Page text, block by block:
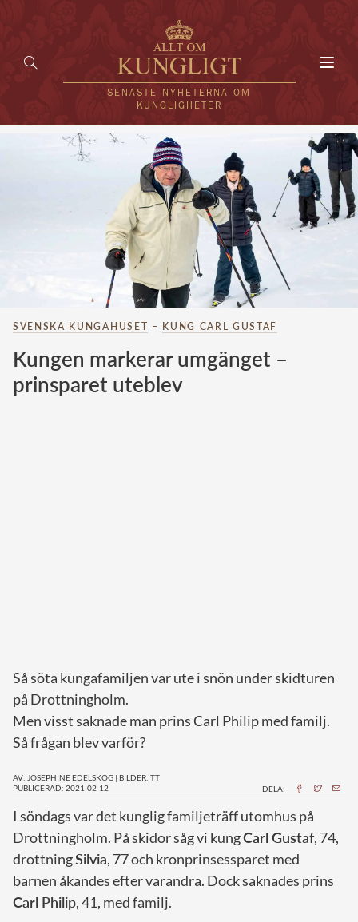
SENASTE NYHETERNA OM
KUNGLIGHETER
HEM
KUNGAFAMILJEN
UTLÄNDSKT
KÄNDISAR
VÄRLDENS KUNGAHUS
Svenska kungahuset
Brittiska kungahuset
Norska kungahuset
SVENSKA KUNGAHUSET – KUNG CARL GUSTAF
Kungen markerar umgänget –
prinsparet uteblev
Så söta kungafamiljen var ute i snön under skidturen
på Drottningholm.
Men visst saknade man prins Carl Philip med familj.
Så frågan blev varför?
AV: JOSEPHINE EDELSKOG | BILDER: TT
PUBLICERAD: 2021-02-12
DELA:
I söndags var det kunglig familjeträff utomhus på
Drottningholm. På skidor såg vi kungCarl Gustaf, 74,
drottningSilvia, 77 och kronprinsessparet med
barnen åkandes efter varandra. Dock saknades prins
Carl Philip, 41, med familj.